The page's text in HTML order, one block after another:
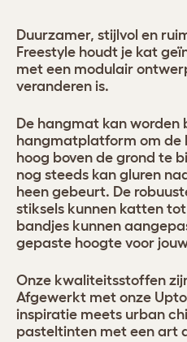
Duurzamer, stijlvol en
Freestyle houdt je kat
met een modulair
veranderen is.
De hangmat kan worden
hangmatplatform om de
hoog boven de grond te
nog steeds kan gluren
heen gebeurt. De
stiksels kunnen katten
bandjes kunnen
gepaste hoogte voor
Onze kwaliteitsstoffen
Afgewerkt met onze
inspiratie meets urban
pasteltinten met een art